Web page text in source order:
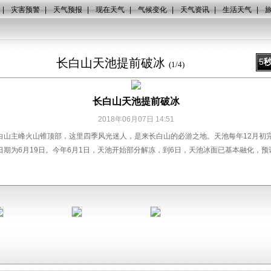
| 灾害预警 | 天气预报 | 现在天气 | 气候变化 | 天气资讯 | 生活天气 |
长白山天池提前破冰 (1/4) 5
长白山天池提前破冰
2018年06月07日 14:51
峰火山锥顶部，这里四季风光迷人，是来长白山的必游之地。天池每年12月初
期为6月19日。今年6月1日，天池开始部分解冻，到6日，天池冰面已基本融化，